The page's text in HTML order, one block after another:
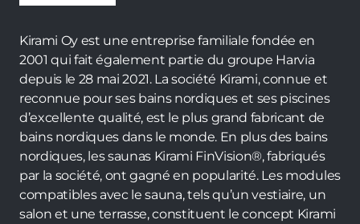
Kirami Oy est une entreprise familiale fondée en
2001 qui fait également partie du groupe Harvia
depuis le 28 mai 2021. La société Kirami, connue et
reconnue pour ses bains nordiques et ses piscines
d’excellente qualité, est le plus grand fabricant de
bains nordiques dans le monde. En plus des bains
nordiques, les saunas Kirami FinVision®, fabriqués
par la société, ont gagné en popularité. Les modules
compatibles avec le sauna, tels qu’un vestiaire, un
salon et une terrasse, constituent le concept Kirami